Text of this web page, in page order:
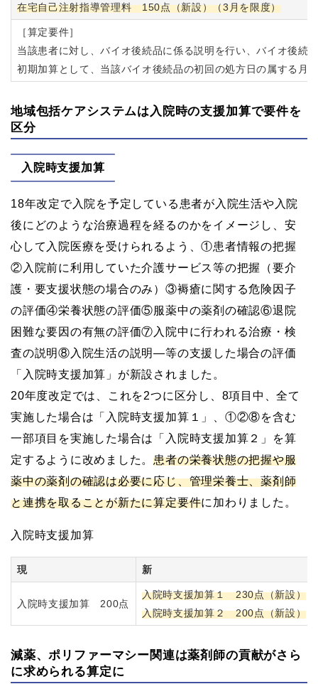
在宅自己注射指導管理料 150点（新設）（3月を限度）
［算定要件］
当該患者に対し、バイオ後続品に係る説明を行い、バイオ後続
初期加算として、当該バイオ後続品の初回の処方日の属する
地域包括ケアシステムは入院時の支援加算で要件を
区分
入院時支援加算
18年改定で入院を予定している患者が入院生活や入院
後にどのような治療過程を経るのかをイメージし、安
心して入院医療を受けられるよう、①患者情報の把握
②入院前に利用していた介護サービス等の把握（要介
護・要支援状態の場合のみ）③褥瘡に関する危険因子
の評価④栄養状態の評価⑤服薬中の薬剤の確認⑥退院
困難な要因の有無の評価⑦入院中に行われる治療・検
査の説明⑧入院生活の説明―等の支援した場合の評価
「入院時支援加算」が新設されました。
20年度改定では、これを2つに区分し、8項目中、全て
実施した場合は「入院時支援加算１」、①②⑧を含む
一部項目を実施した場合は「入院時支援加算２」を算
定するように改めました。患者の栄養状態の把握や服
薬中の薬剤の確認は必要に応じ、管理栄養士、薬剤師
と連携を取ることが新たに算定要件に加わりました。
入院時支援加算
現 新
入院時支援加算 200点
入院時支援加算１ 230点（新設）
入院時支援加算２ 200点（新設）
減薬、ポリファーマシー関連は薬剤師の貢献がさら
に求められる算定に